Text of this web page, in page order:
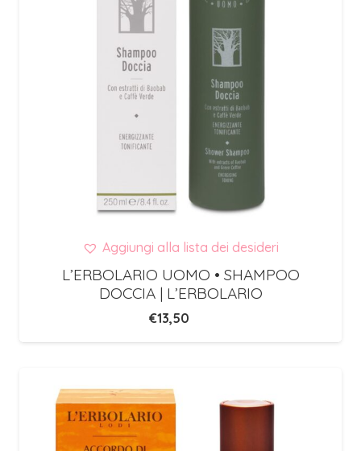
Aggiungi alla lista dei desideri
L’ERBOLARIO UOMO • SHAMPOO
DOCCIA | L’ERBOLARIO
€13,50